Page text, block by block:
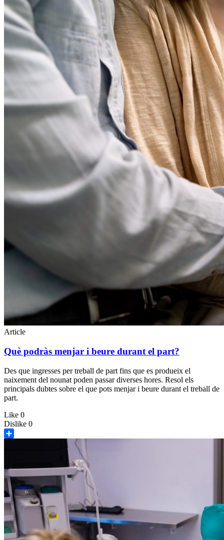
Article
Què podràs menjar i beure durant el part?
Des que ingresses per treball de part fins que es produeix el
naixement del nounat poden passar diverses hores. Resol els
principals dubtes sobre el que pots menjar i beure durant el treball de
part.
Like 0
Dislike 0